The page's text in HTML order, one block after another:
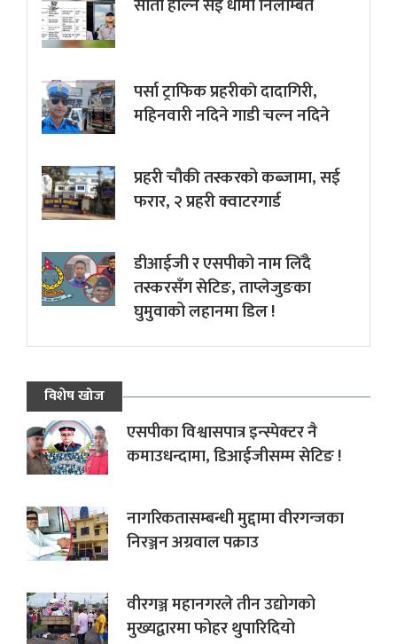
सौता हाल्ने सई धामी निलम्बित
पर्सा ट्राफिक प्रहरीकाे दादागिरी,
महिनवारी नदिने गाडी चल्न नदिने
प्रहरी चौकी तस्करको कब्जामा, सई
फरार, २ प्रहरी क्वाटरगार्ड
डीआईजी र एसपीको नाम लिँदै
तस्करसँग सेटिङ, ताप्लेजुङका
घुमुवाको लहानमा डिल !
विशेष खोज
एसपीका विश्वासपात्र इन्स्पेक्टर नै
कमाउधन्दामा, डिआईजीसम्म सेटिङ !
नागरिकतासम्बन्धी मुद्दामा वीरगन्जका
निरञ्जन अग्रवाल पक्राउ
वीरगञ्ज महानगरले तीन उद्योगको
मुख्यद्वारमा फोहर थुपारिदियो